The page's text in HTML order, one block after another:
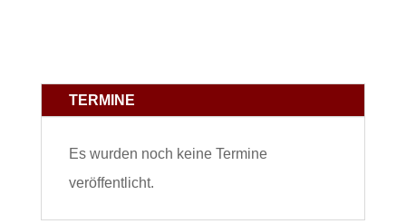
TERMINE
Es wurden noch keine Termine
veröffentlicht.